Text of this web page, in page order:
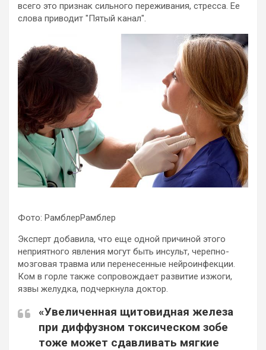
всего это признак сильного переживания, стресса. Ее
слова приводит "Пятый канал".
Фото: РамблерРамблер
Эксперт добавила, что еще одной причиной этого
неприятного явления могут быть инсульт, черепно-
мозговая травма или перенесенные нейроинфекции.
Ком в горле также сопровождает развитие изжоги,
язвы желудка, подчеркнула доктор.
«Увеличенная щитовидная железа
при диффузном токсическом зобе
тоже может сдавливать мягкие